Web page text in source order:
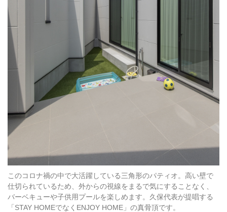
このコロナ禍の中で大活躍している三角形のパティオ。高い壁で
仕切られているため、外からの視線をまるで気にすることなく、
バーベキューや子供用プールを楽しめます。久保代表が提唱する
「STAY HOMEでなくENJOY HOME」の真骨頂です。